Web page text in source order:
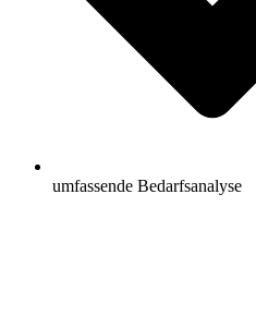
umfassende Bedarfsanalyse